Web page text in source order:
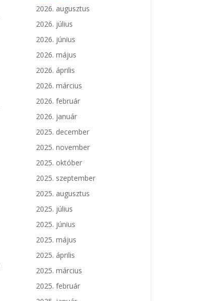
2026. augusztus
2026. július
2026. június
2026. május
2026. április
2026. március
2026. február
2026. január
2025. december
2025. november
2025. október
2025. szeptember
2025. augusztus
2025. július
2025. június
2025. május
2025. április
2025. március
2025. február